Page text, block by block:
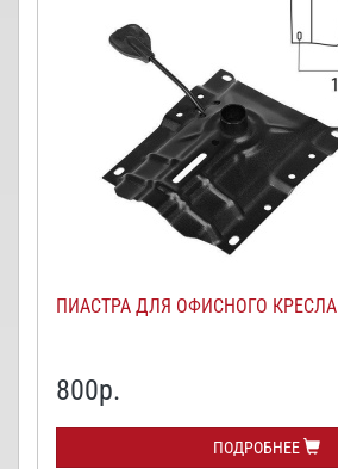
ПИАСТРА ДЛЯ ОФИСНОГО КРЕСЛА
800р.
ПОДРОБНЕЕ